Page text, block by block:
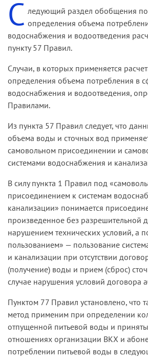
лицом, привлечена к участию в
третьего лица.
Основания возложения на ФГУП
водоотведения по договору,
другим лицом, судом не
подтверждение выводов суда в
дела отсутствуют.
Поскольку апелляционная
обстоятельств не учла и
суда не устранила,
отменила судебные акты и
новое рассмотрение в суд
При этом суд кассационной
постановлении указал, что при
рассмотрении суду первой
истребовать от ответчиков
подтверждающие статус
случае если она является
подразделением ФГУП,
момента и в результате чего
является юридическим лицом
права и обязанности,
а также сети водоснабжения и
После выяснения этих
Общество полагало, что
подтвержден и ответчиком не
самовольного пользования
водоснабжения и канализации
взыскиваемого периода, в
платы за фактическое
системами, по мнению
определяться в соответствии с
Правил.
Как следует из материалов
оспаривается сторонами, ООО
здание, водопроводные и
сети которого были
лицо путем заключения
договора. Общество и ООО не
условия субабонентского
Согласно акту
самовольного подключения к
водоснабжения и канализации,
который представитель
осмотре наружных сетей
водомерных узлов
представителями Общества
самовольное подключение к
Общество, ссылаясь на
самовольного пользования
С ледующий раздел обобщения
определения объема
водоснабжения и водоотведения
пункту 57 Правил.
Случаи, в которых применяется
определения объема потребления в
водоснабжения и водоотведения,
Правилами.
Из пункта 57 Правил следует, что
объема воды и сточных вод
самовольном присоединении и
системами водоснабжения и
В силу пункта 1 Правил под
присоединением к системам
канализации» понимается
произведенное без разрешительной
нарушением технических условий, а
пользованием» — пользование
и канализации при отсутствии
(получение) воды и прием (сброс)
случае нарушения условий договора
Пунктом 77 Правил установлено, что
метод применим при определении
отпущенной питьевой воды и
отношениях организации ВКХ и
потреблении питьевой воды в